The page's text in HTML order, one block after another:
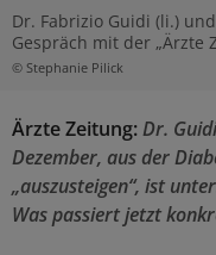
Dr. Fabrizio Guidi (li.)
Gespräch mit der „Ärzte
© Stephanie Pilick
Ärzte Zeitung:Dr.
Dezember, aus der
„auszusteigen“, ist
Was passiert jetzt